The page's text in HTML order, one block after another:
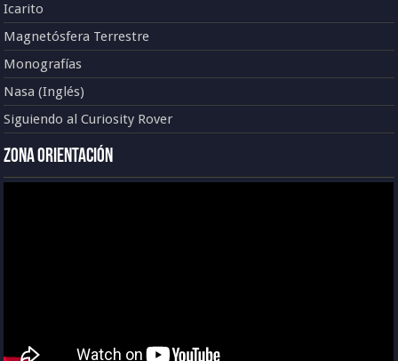
Icarito
Magnetósfera Terrestre
Monografías
Nasa (Inglés)
Siguiendo al Curiosity Rover
Zona Orientación